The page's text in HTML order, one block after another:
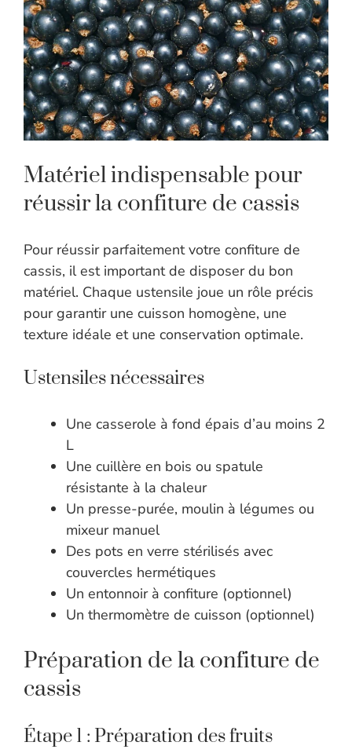
Matériel indispensable pour
réussir la confiture de cassis
Pour réussir parfaitement votre confiture de
cassis, il est important de disposer du bon
matériel. Chaque ustensile joue un rôle précis
pour garantir une cuisson homogène, une
texture idéale et une conservation optimale.
Ustensiles nécessaires
Une casserole à fond épais d’au moins 2
L
Une cuillère en bois ou spatule
résistante à la chaleur
Un presse-purée, moulin à légumes ou
mixeur manuel
Des pots en verre stérilisés avec
couvercles hermétiques
Un entonnoir à confiture (optionnel)
Un thermomètre de cuisson (optionnel)
Préparation de la confiture de
cassis
Étape 1 : Préparation des fruits